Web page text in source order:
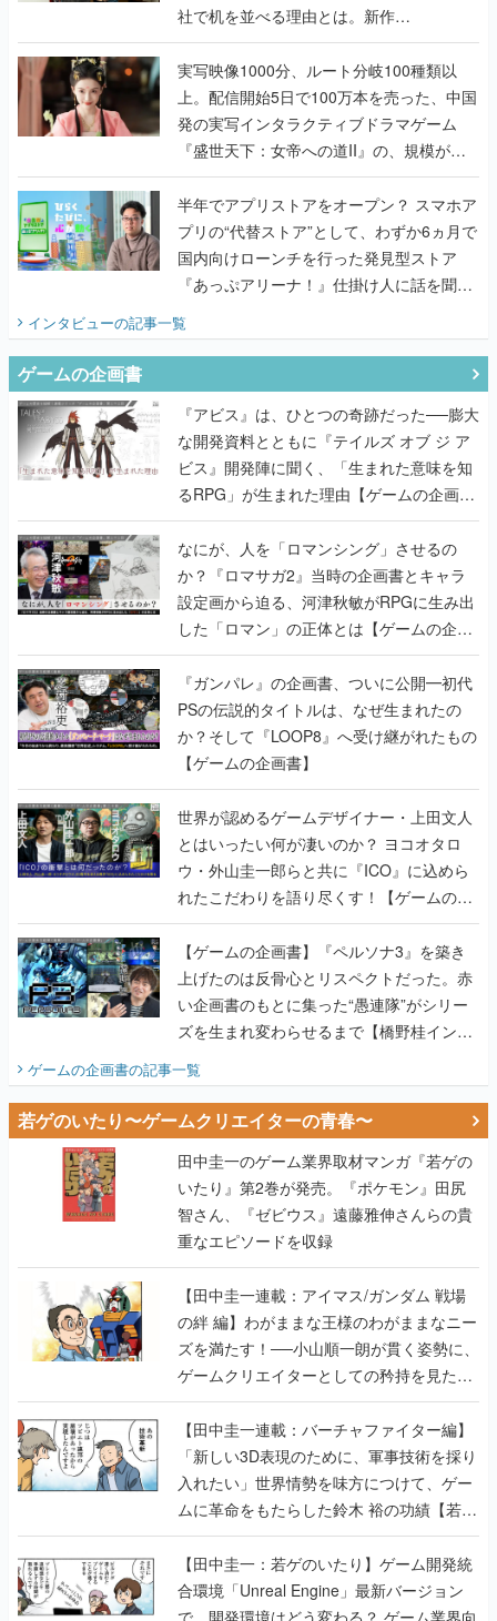
社で机を並べる理由とは。新作
『TATSUJIN EXTREME』で初タッグを組
んだレジェンド2人に訊く開発秘話
実写映像1000分、ルート分岐100種類以
上。配信開始5日で100万本を売った、中国
発の実写インタラクティブドラマゲーム
『盛世天下：女帝への道II』の、規模が違
うこだわりをプロデューサーに聞いた
半年でアプリストアをオープン？ スマホア
プリの“代替ストア”として、わずか6ヵ月で
国内向けローンチを行った発見型ストア
『あっぷアリーナ！』仕掛け人に話を聞い
インタビューの記事一覧
ゲームの企画書
『アビス』は、ひとつの奇跡だった──膨大
な開発資料とともに『テイルズ オブ ジ ア
ビス』開発陣に聞く、「生まれた意味を知
るRPG」が生まれた理由【ゲームの企画
書】
なにが、人を「ロマンシング」させるの
か？『ロマサガ2』当時の企画書とキャラ
設定画から迫る、河津秋敏がRPGに生み出
した「ロマン」の正体とは【ゲームの企画
書】
『ガンパレ』の企画書、ついに公開━初代
PSの伝説的タイトルは、なぜ生まれたの
か？そして『LOOP8』へ受け継がれたもの
【ゲームの企画書】
世界が認めるゲームデザイナー・上田文人
とはいったい何が凄いのか？ ヨコオタロ
ウ・外山圭一郎らと共に『ICO』に込めら
れたこだわりを語り尽くす！【ゲームの企
画書】
【ゲームの企画書】『ペルソナ3』を築き
上げたのは反骨心とリスペクトだった。赤
い企画書のもとに集った“愚連隊”がシリー
ズを生まれ変わらせるまで【橋野桂インタ
ゲームの企画書の記事一覧
若ゲのいたり〜ゲームクリエイターの青春〜
田中圭一のゲーム業界取材マンガ『若ゲの
いたり』第2巻が発売。『ポケモン』田尻
智さん、『ゼビウス』遠藤雅伸さんらの貴
重なエピソードを収録
【田中圭一連載：アイマス/ガンダム 戦場
の絆 編】わがままな王様のわがままなニー
ズを満たす！──小山順一朗が貫く姿勢に、
ゲームクリエイターとしての矜持を見た
【若ゲのいたり最終回】
【田中圭一連載：バーチャファイター編】
「新しい3D表現のために、軍事技術を採り
入れたい」世界情勢を味方につけて、ゲー
ムに革命をもたらした鈴木 裕の功績【若ゲ
のいたり】
【田中圭一：若ゲのいたり】ゲーム開発統
合環境「Unreal Engine」最新バージョン
で、開発環境はどう変わる？ ゲーム業界向